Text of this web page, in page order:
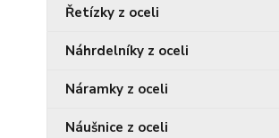
Řetízky z oceli
Náhrdelníky z oceli
Náramky z oceli
Náušnice z oceli